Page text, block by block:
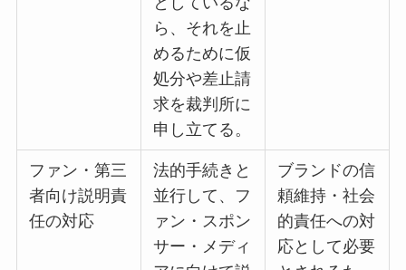
ら、それを止
めるために仮
処分や差止請
求を裁判所に
申し立てる。
ファン・第三
者向け説明責
任の対応
法的手続きと
並行して、フ
ァン・スポン
サー・メディ
ブランドの信
頼維持・社会
的責任への対
応として必要